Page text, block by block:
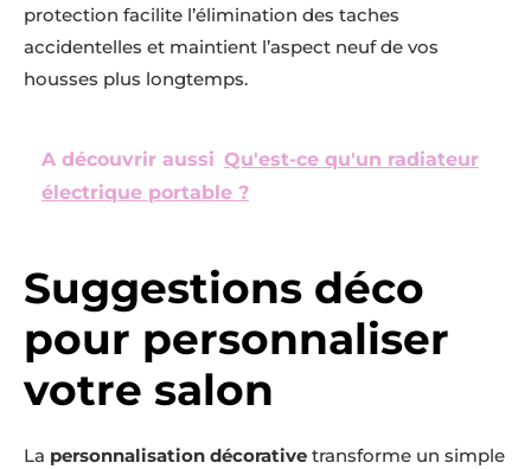
protection facilite l’élimination des taches
accidentelles et maintient l’aspect neuf de vos
housses plus longtemps.
A découvrir aussi Qu'est-ce qu'un radiateur
électrique portable ?
Suggestions déco
pour personnaliser
votre salon
La personnalisation décorative transforme un simple